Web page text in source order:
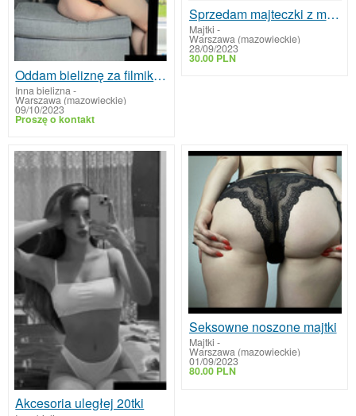
Oddam bieliznę za filmik jak robisz sobie dobrze
Inna bielizna-
Warszawa (mazowieckie)
09/10/2023
Proszę o kontakt
Sprzedam majteczki z mojego zdjęcia
Majtki -
Warszawa (mazowieckie)
28/09/2023
30.00 PLN
Akcesoria uległej 20tki
Seksowne noszone majtki
Majtki -
Warszawa (mazowieckie)
01/09/2023
80.00 PLN